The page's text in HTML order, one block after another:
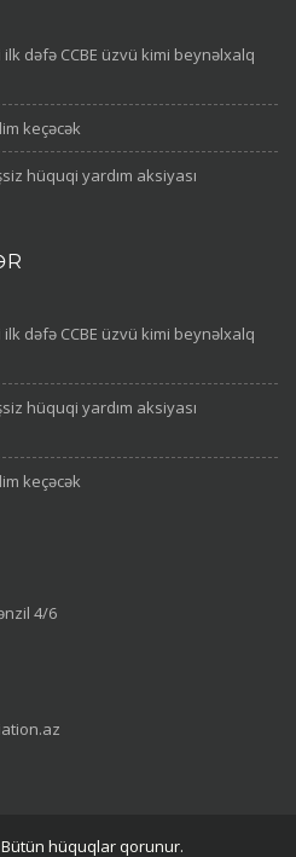
dəfə CCBE üzvü kimi beynəlxalq
keçəcək
hüquqi yardım aksiyası
dəfə CCBE üzvü kimi beynəlxalq
hüquqi yardım aksiyası
keçəcək
4/6
hüquqlar qorunur.